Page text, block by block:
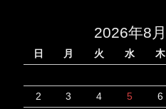
2026年8月
日 月 火 水 木
2
3 4 5 6